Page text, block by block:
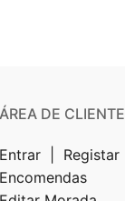
ÁREA DE CLIENTE
Entrar | Registar
Encomendas